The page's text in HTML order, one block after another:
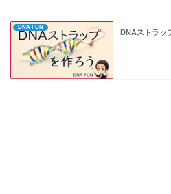
DNA FUN
DNAストラッ